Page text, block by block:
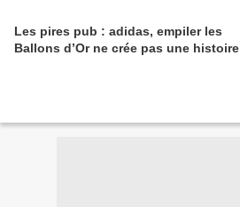
Les pires pub : adidas, empiler les
Ballons d’Or ne crée pas une histoire